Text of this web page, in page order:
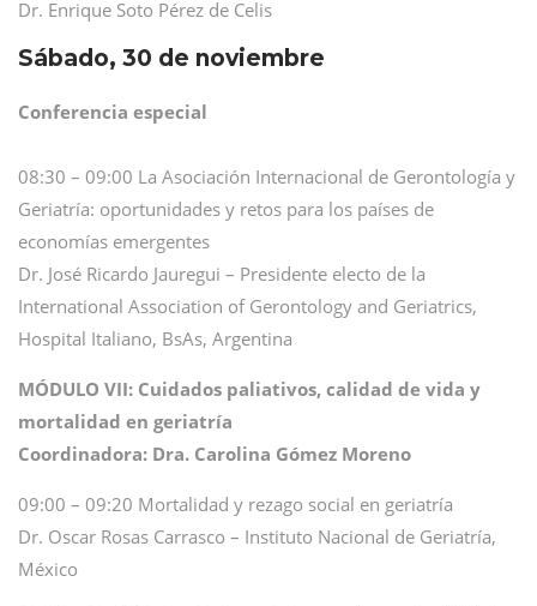
Dr. Enrique Soto Pérez de Celis
Sábado, 30 de noviembre
Conferencia especial
08:30 – 09:00 La Asociación Internacional de Gerontología y
Geriatría: oportunidades y retos para los países de
economías emergentes
Dr. José Ricardo Jauregui – Presidente electo de la
International Association of Gerontology and Geriatrics,
Hospital Italiano, BsAs, Argentina
MÓDULO VII: Cuidados paliativos, calidad de vida y
mortalidad en geriatría
Coordinadora: Dra. Carolina Gómez Moreno
09:00 – 09:20 Mortalidad y rezago social en geriatría
Dr. Oscar Rosas Carrasco – Instituto Nacional de Geriatría,
México